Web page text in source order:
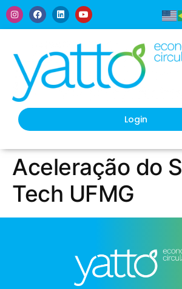
Login
Aceleração do
Tech UFMG